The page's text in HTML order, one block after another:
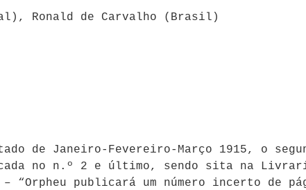
Ronald de Carvalho (Brasil)
de Janeiro-Fevereiro-Março 1915, o
no n.º 2 e último, sendo sita na
“Orpheu publicará um número incerto de